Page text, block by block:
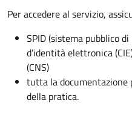
Per accedere al servizio,
SPID (sistema pubblico
d’identità elettronica
(CNS)
tutta la documentazione
della pratica.